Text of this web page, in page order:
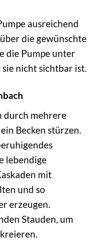
ausreichend
die gewünschte
die Pumpe unter
nicht sichtbar ist.
durch mehrere
Becken stürzen.
lebendige
mit
und so
erzeugen.
Stauden, um